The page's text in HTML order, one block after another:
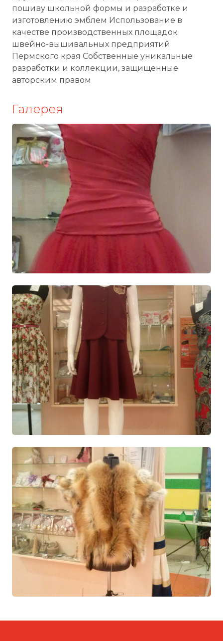
пошиву школьной формы и разработке и
изготовлению эмблем Использование в
качестве производственных площадок
швейно-вышивальных предприятий
Пермского края Собственные уникальные
разработки и коллекции, защищенные
авторским правом
Галерея